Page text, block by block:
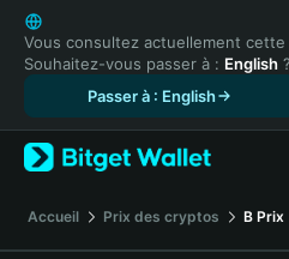
English
日本語
Tiếng Việt
Español (Latinoamérica)
Türkçe
Français
Deutsch
Vous consultez actuellement cette
Souhaitez-vous passer à : English ?
Passer à : English
Accueil Prix des cryptos B Prix